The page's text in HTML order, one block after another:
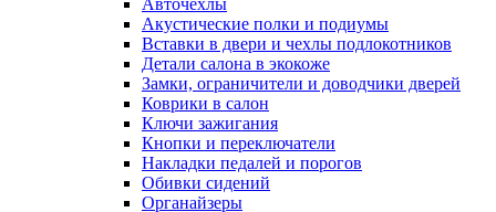
Авточехлы
Акустические полки и подиумы
Вставки в двери и чехлы подлокотников
Детали салона в экокоже
Замки, ограничители и доводчики дверей
Коврики в салон
Ключи зажигания
Кнопки и переключатели
Накладки педалей и порогов
Обивки сидений
Органайзеры